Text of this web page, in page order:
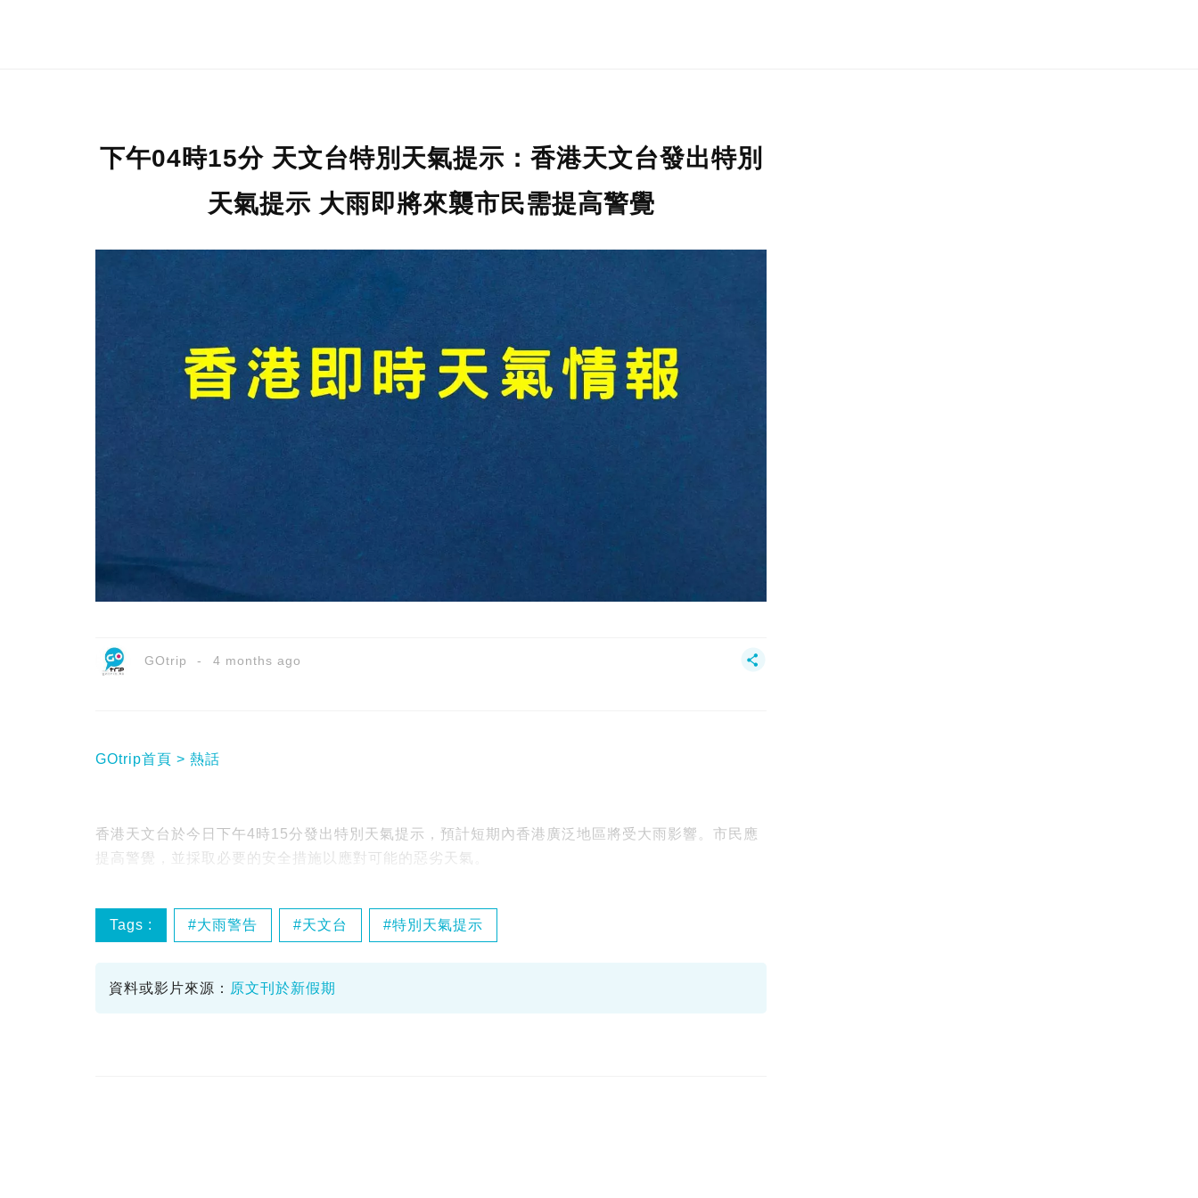
下午04時15分 天文台特別天氣提示：香港天文台發出特別
天氣提示 大雨即將來襲市民需提高警覺
GOtrip 4 months ago
GOtrip首頁 熱話
香港天文台於今日下午4時15分發出特別天氣提示，預計短期內香港廣泛地區將受大雨影響。市民應
提高警覺，並採取必要的安全措施以應對可能的惡劣天氣。
Tags : 大雨警告 天文台 特別天氣提示
資料或影片來源： 原文刊於新假期